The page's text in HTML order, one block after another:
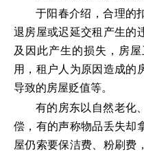
于阳春介绍，合理的
退房屋或迟延交租产生的
及因此产生的损失，房
用，租户人为原因造成的
导致的房屋贬值等。
有的房东以自然老化
偿，有的声称物品丢失却
屋仍索要保洁费、粉刷费